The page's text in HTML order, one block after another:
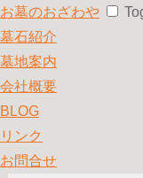
お墓のおざわや
墓石紹介
墓地案内
会社概要
BLOG
リンク
お問合せ